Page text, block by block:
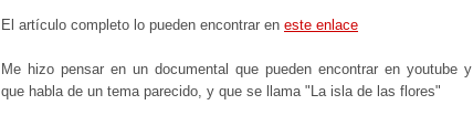
El artículo completo lo pueden encontrar en este enlace
Me hizo pensar en un documental que pueden encontrar en youtube y
que habla de un tema parecido, y que se llama "La isla de las flores"